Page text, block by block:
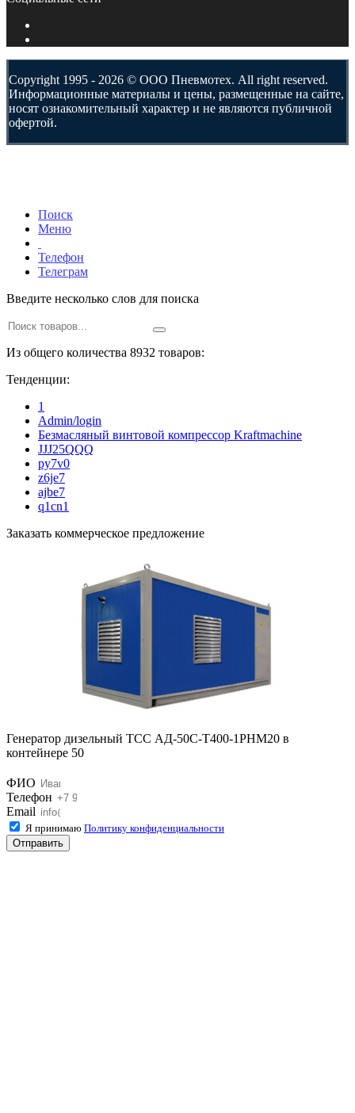
Copyright 1995 - 2026 © ООО Пневмотех. All right reserved.
Информационные материалы и цены, размещенные на сайте,
носят ознакомительный характер и не являются публичной
офертой.
Поиск
Меню
Телефон
Телеграм
Введите несколько слов для поиска
Из общего количества 8932 товаров:
Тенденции:
1
Admin/login
Безмасляный винтовой компрессор Kraftmaсhine
JJJ25QQQ
py7v0
z6je7
ajbe7
q1cn1
Заказать коммерческое предложение
Генератор дизельный ТСС АД-50С-Т400-1РНМ20 в
контейнере 50
ФИО
Телефон
Email
Я принимаю Политику конфиденциальности
Отправить